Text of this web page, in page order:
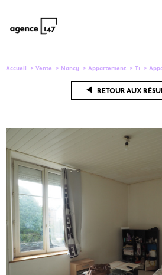
Accueil Vente Nancy Appartement T1
RETOUR AUX